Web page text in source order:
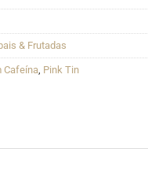
& Frutadas
Cafeína, Pink Tin